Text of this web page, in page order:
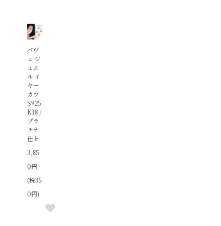
パヴ
ェ ジ
ュエ
ル イ
ヤー
カフ
S925
K18 /
プラ
チナ
仕上
3,85
0円
(税35
0円)